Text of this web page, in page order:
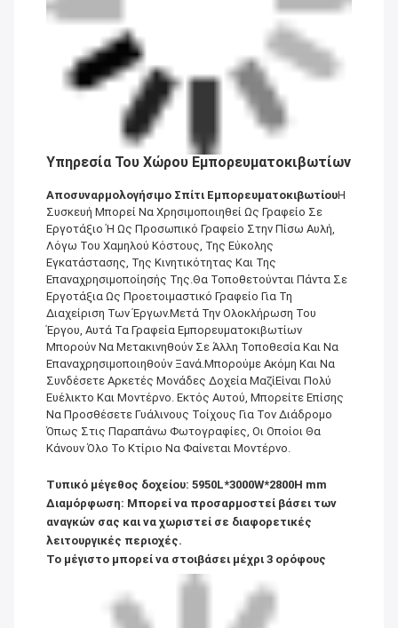
Υπηρεσία Του Χώρου Εμπορευματοκιβωτίων
Αποσυναρμολογήσιμο Σπίτι ΕμπορευματοκιβωτίουΗ
Συσκευή Μπορεί Να Χρησιμοποιηθεί Ως Γραφείο Σε
Εργοτάξιο Ή Ως Προσωπικό Γραφείο Στην Πίσω Αυλή,
Λόγω Του Χαμηλού Κόστους, Της Εύκολης
Εγκατάστασης, Της Κινητικότητας Και Της
Επαναχρησιμοποίησής Της.Θα Τοποθετούνται Πάντα Σε
Εργοτάξια Ως Προετοιμαστικό Γραφείο Για Τη
Διαχείριση Των Έργων.Μετά Την Ολοκλήρωση Του
Έργου, Αυτά Τα Γραφεία Εμπορευματοκιβωτίων
Μπορούν Να Μετακινηθούν Σε Άλλη Τοποθεσία Και Να
Επαναχρησιμοποιηθούν Ξανά.Μπορούμε Ακόμη Και Να
Συνδέσετε Αρκετές Μονάδες Δοχεία ΜαζίΕίναι Πολύ
Ευέλικτο Και Μοντέρνο. Εκτός Αυτού, Μπορείτε Επίσης
Να Προσθέσετε Γυάλινους Τοίχους Για Τον Διάδρομο
Όπως Στις Παραπάνω Φωτογραφίες, Οι Οποίοι Θα
Κάνουν Όλο Το Κτίριο Να Φαίνεται Μοντέρνο.
Τυπικό μέγεθος δοχείου: 5950L*3000W*2800H mm
Διαμόρφωση: Μπορεί να προσαρμοστεί βάσει των
αναγκών σας και να χωριστεί σε διαφορετικές
λειτουργικές περιοχές.
Το μέγιστο μπορεί να στοιβάσει μέχρι 3 ορόφους